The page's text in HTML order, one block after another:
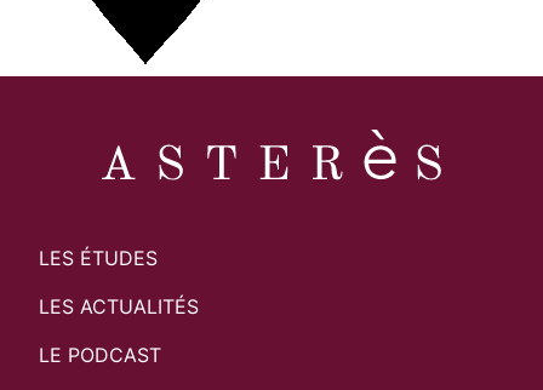
LES ÉTUDES
LES ACTUALITÉS
LE PODCAST
Search